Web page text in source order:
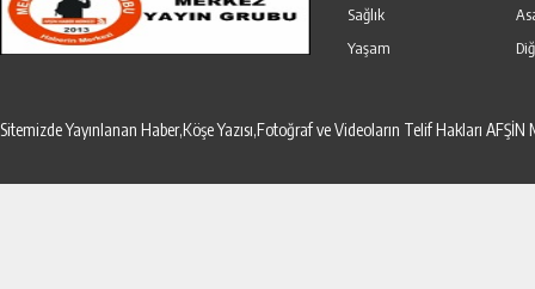
Sağlık
Yaşam
Sitemizde Yayınlanan Haber,Köşe Yazısı,Fotoğraf ve Videoların Telif Hakları